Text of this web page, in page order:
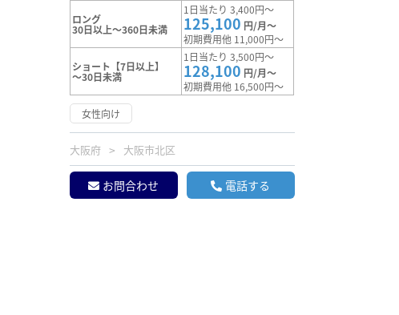
ロング
30日以上～360日未満
1日当たり 3,400円～
125,100 円/月～
初期費用他 11,000円～
ショート【7日以上】
～30日未満
1日当たり 3,500円～
128,100 円/月～
初期費用他 16,500円～
女性向け
大阪府 大阪市北区
お問合わせ 電話する